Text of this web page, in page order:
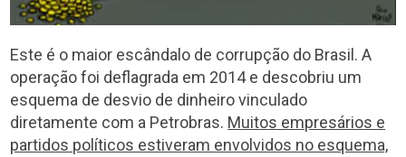
Este é o maior escândalo de corrupção do Brasil. A
operação foi deflagrada em 2014 e descobriu um
esquema de desvio de dinheiro vinculado
diretamente com a Petrobras. Muitos empresários e
partidos políticos estiveram envolvidos no esquema,